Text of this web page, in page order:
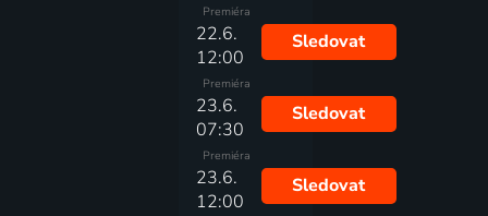
Premiéra
22.6.
12:00
Premiéra
Sledovat
23.6.
07:30
Premiéra
Sledovat
23.6.
12:00
Sledovat